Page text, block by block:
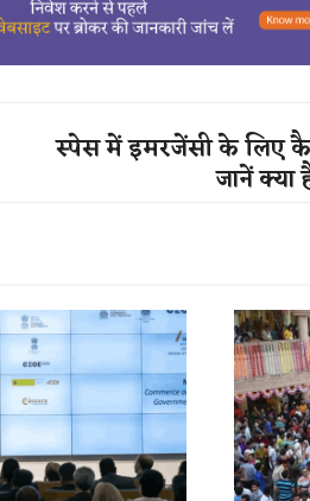
स्पेस में इमरजेंसी के लिए
जानें क्या